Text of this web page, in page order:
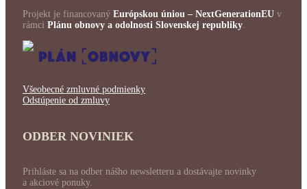
Projekt je financovaný Európskou úniou – NextGenerationEU v
rámci Plánu obnovy a odolnosti Slovenskej republiky.
Všeobecné zmluvné podmienky
Odstúpenie od zmluvy
ODBER NOVINIEK
Prihláste sa na odber nášho newsletteru a dostávajte novinky
a akciové ponuky.